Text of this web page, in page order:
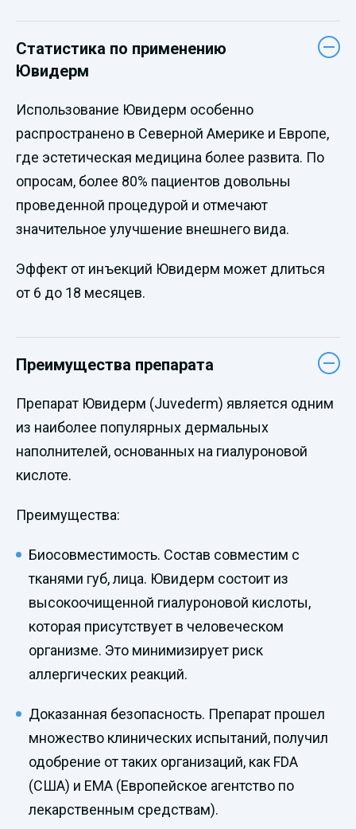
Статистика по применению
Ювидерм
Использование Ювидерм особенно
распространено в Северной Америке и Европе,
где эстетическая медицина более развита. По
опросам, более 80% пациентов довольны
проведенной процедурой и отмечают
значительное улучшение внешнего вида.
Эффект от инъекций Ювидерм может длиться
от 6 до 18 месяцев.
Преимущества препарата
Препарат Ювидерм (Juvederm) является одним
из наиболее популярных дермальных
наполнителей, основанных на гиалуроновой
кислоте.
Преимущества:
Биосовместимость. Состав совместим с
тканями губ, лица. Ювидерм состоит из
высокоочищенной гиалуроновой кислоты,
которая присутствует в человеческом
организме. Это минимизирует риск
аллергических реакций.
Доказанная безопасность. Препарат прошел
множество клинических испытаний, получил
одобрение от таких организаций, как FDA
(США) и EMA (Европейское агентство по
лекарственным средствам).